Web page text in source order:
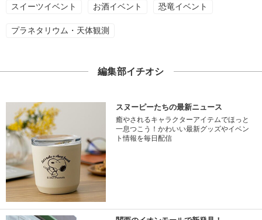
スイーツイベント お酒イベント 恐竜イベント
プラネタリウム・天体観測
編集部イチオシ
スヌーピーたちの最新ニュース
癒やされるキャラクターアイテムでほっと
一息つこう！かわいい最新グッズやイベン
ト情報を毎日配信